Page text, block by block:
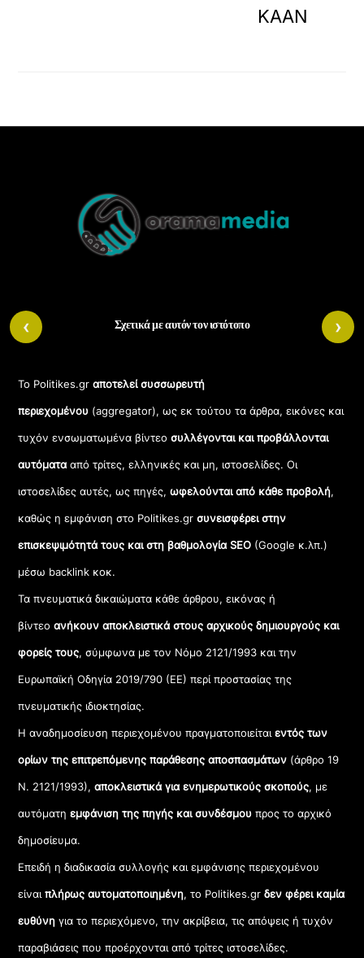
KAAN
Top
Σχετικά με αυτόν τον ιστότοπο
Το Politikes.grαποτελεί συσσωρευτή
περιεχομένου (aggregator), ως εκ τούτου τα άρθρα, εικόνες και
τυχόν ενσωματωμένα βίντεοσυλλέγονται και προβάλλονται
αυτόματααπό τρίτες, ελληνικές και μη, ιστοσελίδες. Οι
ιστοσελίδες αυτές, ως πηγές,ωφελούνται από κάθε προβολή,
καθώς η εμφάνιση στο Politikes.gr συνεισφέρει στην
επισκεψιμότητά τους και στη βαθμολογία SEO (Google κ.λπ.)
μέσω backlink κοκ.
Τα πνευματικά δικαιώματα κάθε άρθρου, εικόνας ή
βίντεοανήκουν αποκλειστικά στους αρχικούς δημιουργούς και
φορείς τους, σύμφωνα με τον Νόμο 2121/1993 και την
Ευρωπαϊκή Οδηγία 2019/790 (ΕΕ) περί προστασίας της
πνευματικής ιδιοκτησίας.
Η αναδημοσίευση περιεχομένου πραγματοποιείταιεντός των
ορίων της επιτρεπόμενης παράθεσης αποσπασμάτων (άρθρο 19
Ν. 2121/1993), αποκλειστικά για ενημερωτικούς σκοπούς, με
αυτόματηεμφάνιση της πηγής και συνδέσμου προς το αρχικό
δημοσίευμα.
Επειδή η διαδικασία συλλογής και εμφάνισης περιεχομένου
είναιπλήρως αυτοματοποιημένη, το Politikes.grδεν φέρει καμία
ευθύνη για το περιεχόμενο, την ακρίβεια, τις απόψεις ή τυχόν
παραβιάσεις που προέρχονται από τρίτες ιστοσελίδες.
‹ ›